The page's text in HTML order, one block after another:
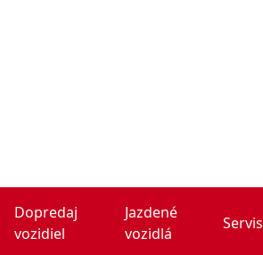
Dopredaj
vozidiel
Jazdené
vozidlá
Servis